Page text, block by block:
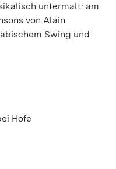
untermalt: am
von Alain
Swing und
Hofe